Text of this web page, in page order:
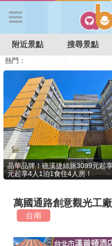
APP登入
首 頁
搜尋景點
好康優惠
最新消息
最新留言
商家合作
附近景點 搜尋景點
熱門：
特色遊戲場
親子住房優惠 台北
晶華品牌！礁溪捷絲旅3099元起
元起享4人1泊1食住4人房！
萬國通路創意觀光工
台南